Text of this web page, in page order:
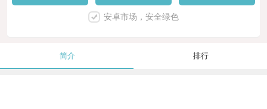
安卓市场，安全绿色
简介 排行